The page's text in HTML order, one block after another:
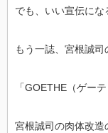
でも、いい宣伝にな
もう一誌、宮根誠司
「GOETHE（ゲー
宮根誠司の肉体改造